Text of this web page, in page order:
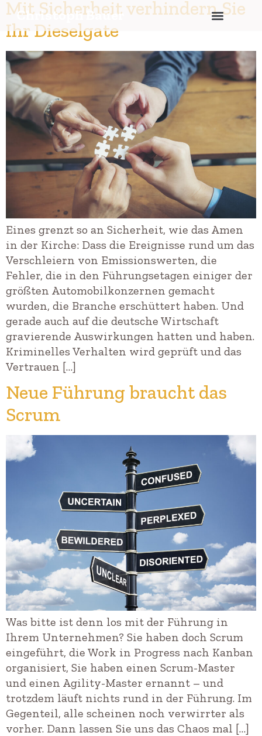
Christoph Bauer
Mit Sicherheit verhindern Sie
Ihr Dieselgate
Eines grenzt so an Sicherheit, wie das Amen
in der Kirche: Dass die Ereignisse rund um das
Verschleiern von Emissionswerten, die
Fehler, die in den Führungsetagen einiger der
größten Automobilkonzernen gemacht
wurden, die Branche erschüttert haben. Und
gerade auch auf die deutsche Wirtschaft
gravierende Auswirkungen hatten und haben.
Kriminelles Verhalten wird geprüft und das
Vertrauen […]
Neue Führung braucht das
Scrum
Was bitte ist denn los mit der Führung in
Ihrem Unternehmen? Sie haben doch Scrum
eingeführt, die Work in Progress nach Kanban
organisiert, Sie haben einen Scrum-Master
und einen Agility-Master ernannt – und
trotzdem läuft nichts rund in der Führung. Im
Gegenteil, alle scheinen noch verwirrter als
vorher. Dann lassen Sie uns das Chaos mal […]